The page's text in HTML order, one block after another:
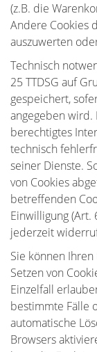
(z.B. die
Andere Cookies
auszuwerten
Technisch
25 TTDSG auf
gespeichert,
angegeben
berechtigtes
technisch
seiner Dienste.
von Cookies
betreffenden
Einwilligung (Art.
jederzeit
Sie können
Setzen von
Einzelfall
bestimmte Fälle
automatische
Browsers